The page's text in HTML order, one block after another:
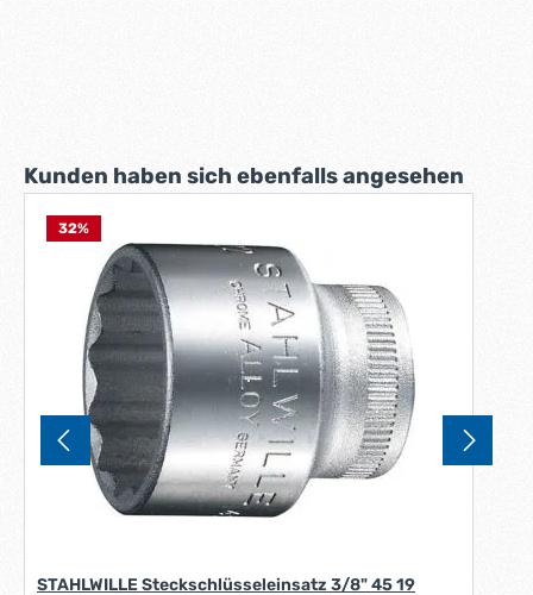
Produktgalerie überspringen
Kunden haben sich ebenfalls angesehen
32%
STAHLWILLE Steckschlüsseleinsatz 3/8" 45 19